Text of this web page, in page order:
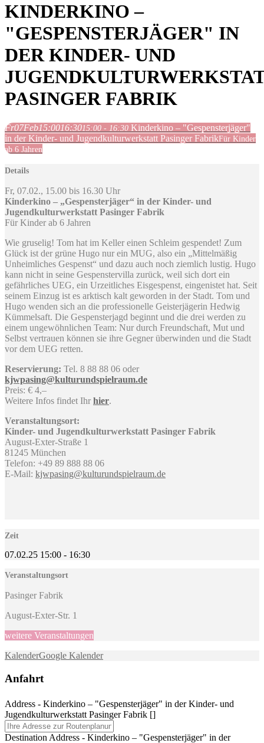
KINDERKINO –
"GESPENSTERJÄGER" IN
DER KINDER- UND
PASINGER FABRIK
Fr07Feb15:0016:3015:00 - 16:30 Kinderkino – "Gespensterjäger"
in der Kinder- und Jugendkulturwerkstatt Pasinger FabrikFür Kinder
ab 6 Jahren
Details
Fr, 07.02., 15.00 bis 16.30 Uhr
Kinderkino – „Gespensterjäger“ in der Kinder- und
Jugendkulturwerkstatt Pasinger Fabrik
Für Kinder ab 6 Jahren
Wie gruselig! Tom hat im Keller einen Schleim gespendet! Zum
Glück ist der grüne Hugo nur ein MUG, also ein „Mittelmäßig
Unheimliches Gespenst“ und dazu auch noch ziemlich lustig. Hugo
kann nicht in seine Gespenstervilla zurück, weil sich dort ein
gefährliches UEG, ein Urzeitliches Eisgespenst, eingenistet hat. Seit
seinem Einzug ist es arktisch kalt geworden in der Stadt. Tom und
Hugo wenden sich an die professionelle Geisterjägerin Hedwig
Kümmelsaft. Die Gespensterjagd beginnt und die drei werden zu
einem ungewöhnlichen Team: Nur durch Freundschaft, Mut und
Selbst vertrauen können sie ihre Gegner überwinden und die Stadt
vor dem UEG retten.
Reservierung: Tel. 8 88 88 06 oder
kjwpasing@kulturundspielraum.de
Preis: € 4,–
Weitere Infos findet Ihr hier.
Veranstaltungsort:
Kinder- und Jugendkulturwerkstatt Pasinger Fabrik
August-Exter-Straße 1
81245 München
Telefon: +49 89 888 88 06
E-Mail: kjwpasing@kulturundspielraum.de
Zeit
07.02.25 15:00 - 16:30
Veranstaltungsort
Pasinger Fabrik
August-Exter-Str. 1
weitere Veranstaltungen
KalenderGoogle Kalender
Anfahrt
Address - Kinderkino – "Gespensterjäger" in der Kinder- und
Jugendkulturwerkstatt Pasinger Fabrik []
Destination Address - Kinderkino – "Gespensterjäger" in der